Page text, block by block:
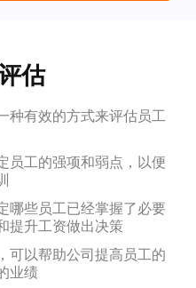
估
种有效的方式来评估员工
员工的强项和弱点，以便
哪些员工已经掌握了必要
提升工资做出决策
可以帮助公司提高员工的
业绩